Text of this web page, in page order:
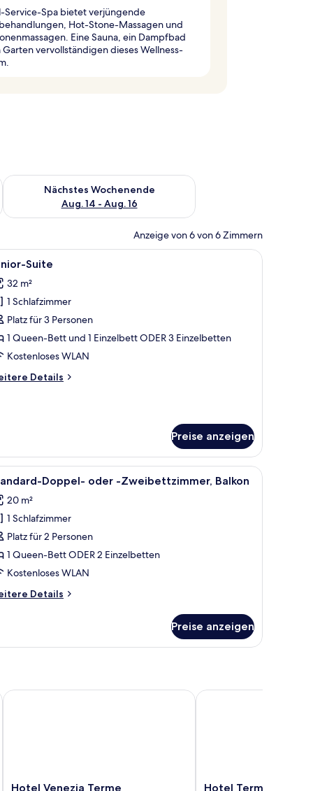
Service-Spa bietet verjüngende
Hot-Stone-Massagen und
Eine Sauna, ein Dampfbad
Garten vervollständigen dieses Wellness-
Aug. 7 - Aug. 9.
Nächstes Wochenende
Aug. 14 - Aug. 16
Überprüfe die Verfügbarkeit für nächstes Wochenende, Aug.
Anzeige von 6 von 6 Zimmern
Schreibtisch und Blick auf Grünflächen.Junior-Suite | Allergikerbettwaren, Minibar,
4 Suite
32 m²
1 Schlafzimmer
Platz für 3 Personen
1 Queen-Bett und 1 Einzelbett ODER 3 Einzelbetten
Kostenloses WLAN
Details
Preise anzeigen
Minibar, Zimmersafe, SchreibtischStandard-Doppel- oder -Zweibettzimmer,
4 Doppel- oder -Zweibettzimmer, Balkon
20 m²
1 Schlafzimmer
Platz für 2 Personen
1 Queen-Bett ODER 2 Einzelbetten
Kostenloses WLAN
Details
Preise anzeigen
Hotel
Hotel Venezia Terme
Hotel Venezia Terme
Hotel
Hotel Terme
Hotel Terme Helvetia